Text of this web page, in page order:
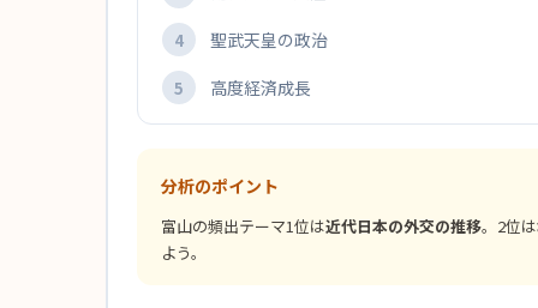
4 聖武天皇の政治
5 高度経済成長
分析のポイント
富山の頻出テーマ1位は近代日本の外交の推移。2位は
よう。